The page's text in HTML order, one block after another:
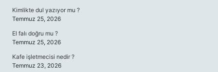
Kimlikte dul yazıyor mu ?
Temmuz 25, 2026
El falı doğru mu ?
Temmuz 25, 2026
Kafe işletmecisi nedir ?
Temmuz 23, 2026